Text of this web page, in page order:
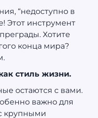
“недоступно в
Этот инструмент
Хотите
конца мира?
стиль жизни.
остаются с вами.
важно для
крупными